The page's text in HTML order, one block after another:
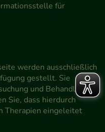
für
werden ausschließlich
gestellt. Sie
und Behandlung
Sie, dass hierdurch
Therapien eingeleitet